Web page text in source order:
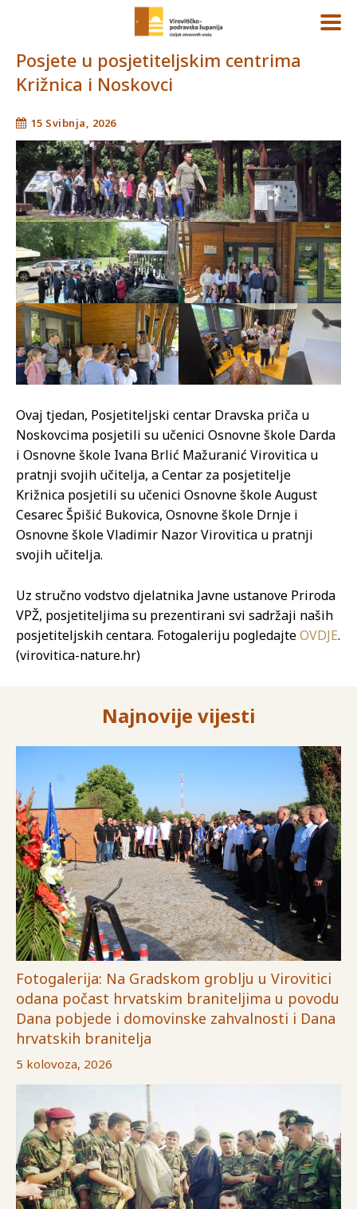
Posjete u posjetiteljskim centrima
Križnica i Noskovci
15 Svibnja, 2026
Ovaj tjedan, Posjetiteljski centar Dravska priča u
Noskovcima posjetili su učenici Osnovne škole Darda
i Osnovne škole Ivana Brlić Mažuranić Virovitica u
pratnji svojih učitelja, a Centar za posjetitelje
Križnica posjetili su učenici Osnovne škole August
Cesarec Špišić Bukovica, Osnovne škole Drnje i
Osnovne škole Vladimir Nazor Virovitica u pratnji
svojih učitelja.
Uz stručno vodstvo djelatnika Javne ustanove Priroda
VPŽ, posjetiteljima su prezentirani svi sadržaji naših
posjetiteljskih centara. Fotogaleriju pogledajteOVDJE.
(virovitica-nature.hr)
Najnovije vijesti
Fotogalerija: Na Gradskom groblju u Virovitici
odana počast hrvatskim braniteljima u povodu
Dana pobjede i domovinske zahvalnosti i Dana
hrvatskih branitelja
5 kolovoza, 2026